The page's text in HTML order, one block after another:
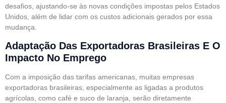
desafios, ajustando-se às novas condições impostas pelos Estados
Unidos, além de lidar com os custos adicionais gerados por essa
mudança.
Adaptação Das Exportadoras Brasileiras E O
Impacto No Emprego
Com a imposição das tarifas americanas, muitas empresas
exportadoras brasileiras, especialmente as ligadas a produtos
agrícolas, como café e suco de laranja, serão diretamente